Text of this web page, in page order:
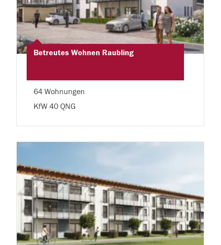
Betreutes Wohnen Raubling
64 Wohnungen
KfW 40 QNG